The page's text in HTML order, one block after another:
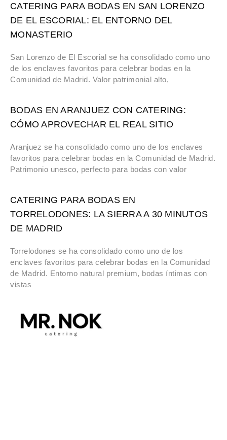
CATERING PARA BODAS EN SAN LORENZO
DE EL ESCORIAL: EL ENTORNO DEL
MONASTERIO
San Lorenzo de El Escorial se ha consolidado como uno
de los enclaves favoritos para celebrar bodas en la
Comunidad de Madrid. Valor patrimonial alto,
BODAS EN ARANJUEZ CON CATERING:
CÓMO APROVECHAR EL REAL SITIO
Aranjuez se ha consolidado como uno de los enclaves
favoritos para celebrar bodas en la Comunidad de Madrid.
Patrimonio unesco, perfecto para bodas con valor
CATERING PARA BODAS EN
TORRELODONES: LA SIERRA A 30 MINUTOS
DE MADRID
Torrelodones se ha consolidado como uno de los
enclaves favoritos para celebrar bodas en la Comunidad
de Madrid. Entorno natural premium, bodas íntimas con
vistas